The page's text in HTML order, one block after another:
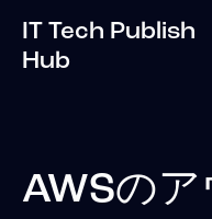
IT Tech Publish
Hub
AWSの